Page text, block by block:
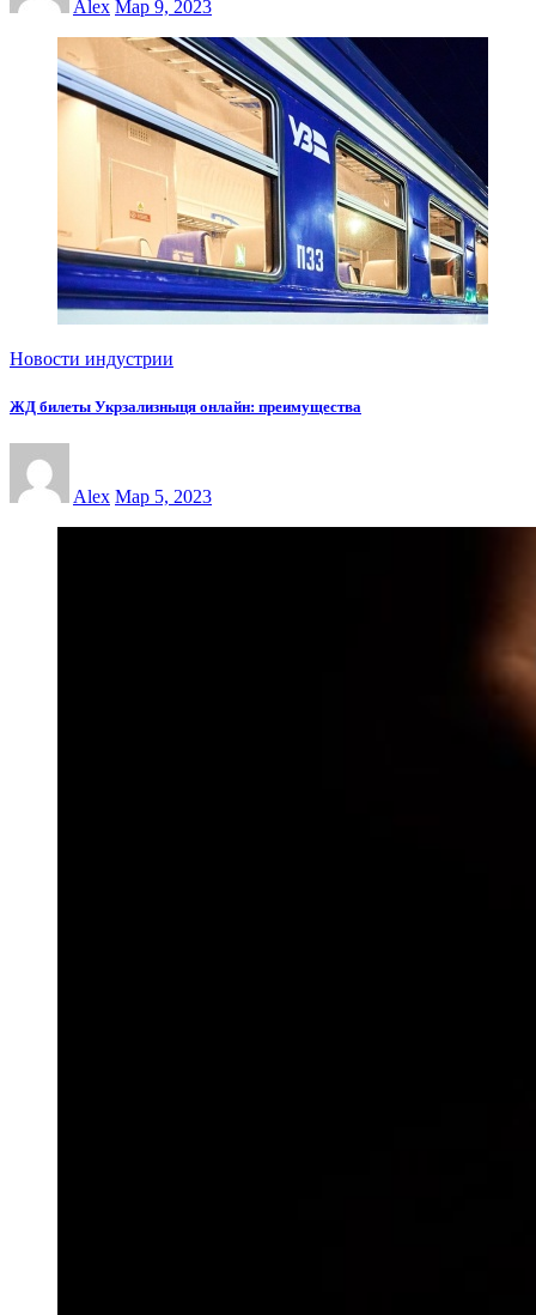
Alex Мар 9, 2023
Новости индустрии
ЖД билеты Укрзализныця онлайн: преимущества
Alex Мар 5, 2023